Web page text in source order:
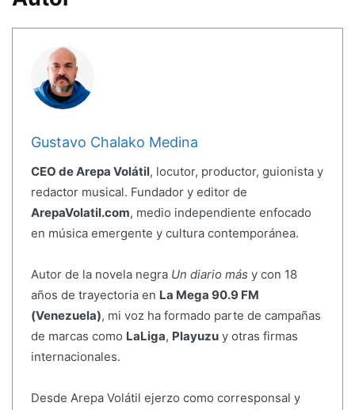
Gustavo Chalako Medina
CEO de Arepa Volátil, locutor, productor, guionista y
redactor musical. Fundador y editor de
ArepaVolatil.com, medio independiente enfocado
en música emergente y cultura contemporánea.
Autor de la novela negra Un diario más y con 18
años de trayectoria en La Mega 90.9 FM
(Venezuela), mi voz ha formado parte de campañas
de marcas como LaLiga, Playuzuy otras firmas
internacionales.
Desde Arepa Volátil ejerzo como corresponsal y